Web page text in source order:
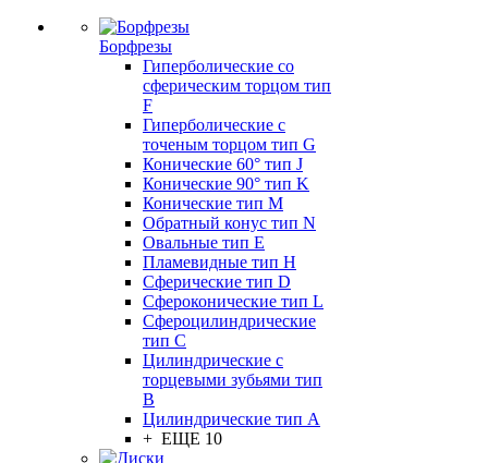
Борфрезы
Гиперболические cо
сферическим торцом тип
F
Гиперболические с
точеным торцом тип G
Конические 60° тип J
Конические 90° тип K
Конические тип M
Обратный конус тип N
Овальные тип E
Пламевидные тип H
Сферические тип D
Сфероконические тип L
Сфероцилиндрические
тип C
Цилиндрические с
торцевыми зубьями тип
B
Цилиндрические тип А
+ ЕЩЕ 10